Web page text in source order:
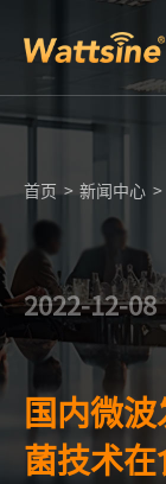
首页 > 新闻中心 >
2022-12-08
国内微
菌技术